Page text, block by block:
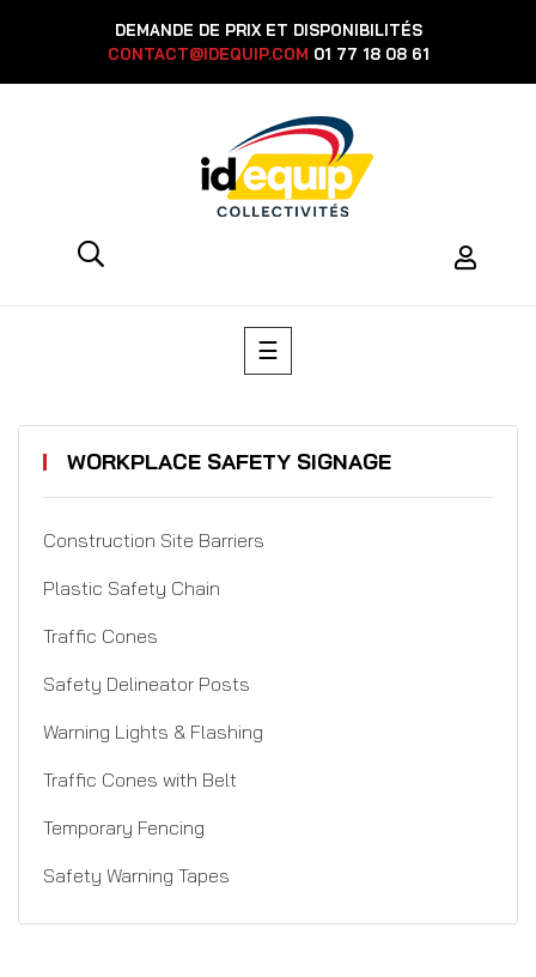
DEMANDE DE PRIX ET DISPONIBILITÉS
CONTACT@IDEQUIP.COM 01 77 18 08 61
Toggle
navigation
☰
WORKPLACE SAFETY SIGNAGE
Construction Site Barriers
Plastic Safety Chain
Traffic Cones
Safety Delineator Posts
Warning Lights & Flashing
Traffic Cones with Belt
Temporary Fencing
Safety Warning Tapes